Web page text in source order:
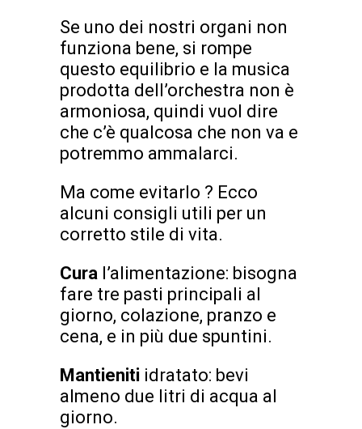
Se uno dei nostri organi non
funziona bene, si rompe
questo equilibrio e la musica
prodotta dell’orchestra non è
armoniosa, quindi vuol dire
che c’è qualcosa che non va e
potremmo ammalarci.
Ma come evitarlo ? Ecco
alcuni consigli utili per un
corretto stile di vita.
Cura l’alimentazione: bisogna
fare tre pasti principali al
giorno, colazione, pranzo e
cena, e in più due spuntini.
Mantieniti idratato: bevi
almeno due litri di acqua al
giorno.